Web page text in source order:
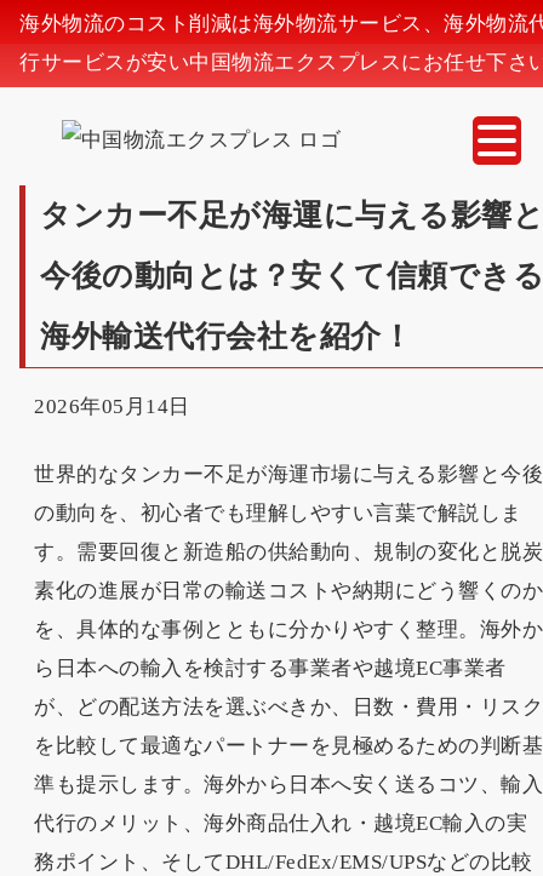
海外物流のコスト削減は海外物流サービス、海外物流
行サービスが安い中国物流エクスプレスにお任せ下さ
タンカー不足が海運に与える影響
今後の動向とは？安くて信頼でき
海外輸送代行会社を紹介！
2026年05月14日
世界的なタンカー不足が海運市場に与える影響と今後
の動向を、初心者でも理解しやすい言葉で解説しま
す。需要回復と新造船の供給動向、規制の変化と脱炭
素化の進展が日常の輸送コストや納期にどう響くのか
を、具体的な事例とともに分かりやすく整理。海外か
ら日本への輸入を検討する事業者や越境EC事業者
が、どの配送方法を選ぶべきか、日数・費用・リスク
を比較して最適なパートナーを見極めるための判断基
準も提示します。海外から日本へ安く送るコツ、輸入
代行のメリット、海外商品仕入れ・越境EC輸入の実
務ポイント、そしてDHL/FedEx/EMS/UPSなどの比較